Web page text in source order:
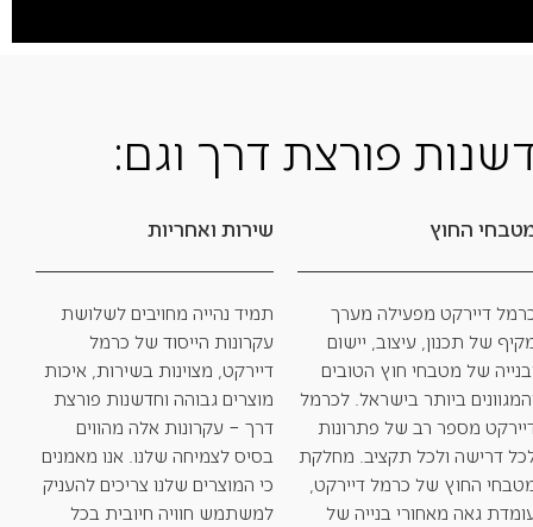
פורצת דרך וגם:
החוץ
דיירקט מפעילה מערך
של תכנון, עיצוב, יישום
של מטבחי חוץ הטובים
ביותר בישראל. לכרמל
מספר רב של פתרונות
דרישה ולכל תקציב. מחלקת
החוץ של כרמל דיירקט,
גאה מאחורי בנייה של
שירות ואחריות
תמיד נהייה מחויבים לשלושת
עקרונות הייסוד של כרמל
דיירקט, מצוינות בשירות, איכות
מוצרים גבוהה וחדשנות פורצת
דרך – עקרונות אלה מהווים
בסיס לצמיחה שלנו. אנו מאמנים
כי המוצרים שלנו צריכים להעניק
למשתמש חוויה חיובית בכל